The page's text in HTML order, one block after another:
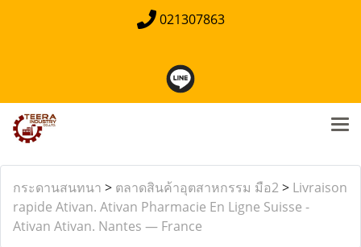
021307863
กระดานสนทนา > ตลาดสินค้าอุตสาหกรรม มือ2> Livraison
rapide Ativan. Ativan Pharmacie En Ligne Suisse -
Ativan Ativan. Nantes — France